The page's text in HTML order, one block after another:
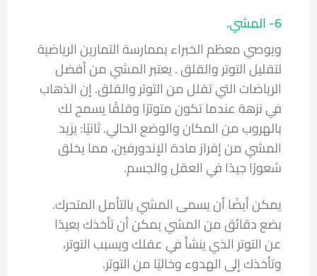
6- المشي.
ويوصي معظم الخبراء بممارسة التمارين الرياضية
لتقليل التوتر والقلق . يعتبر المشي من أفضل
الرياضات التي تقلل من التوتر والقلق. إن الذهاب
في نزهة عندما تكون متوترًا وقلقًا يسمح لك
بالهروب من المكان والوضع الحالي. ثانيًا: يزيد
المشي من إفراز مادة الإندورفين، مما يخلق
شعورًا جيدًا في العقل والجسم.
يمكن أيضًا أن يسمى المشي بالتأمل المتحرك.
بضع دقائق من المشي يمكن أن تأخذك بعيدًا
عن التوتر الذي ينشأ في عقلك ويسبب التوتر،
وتأخذك إلى الهدوء وخاليًا من التوتر.